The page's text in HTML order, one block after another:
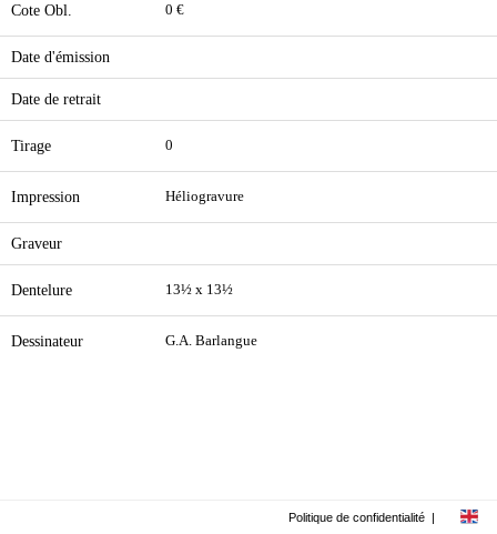
Cote Obl. 0 €
Date d'émission
Date de retrait
Tirage 0
Impression Héliogravure
Graveur
Dentelure 13½ x 13½
Dessinateur G.A. Barlangue
Politique de confidentialité |